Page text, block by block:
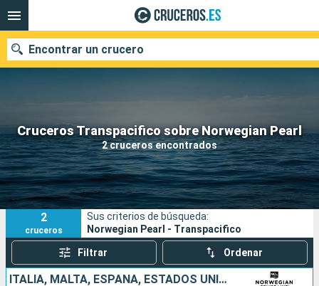
Cruceros Transpacifico sobre Norwegian Pearl
2 cruceros encontrados
Encontrar un crucero
Nuestros destinos
Fecha de salida
Puertos Compañías
Buscar
2
cruceros
Sus criterios de búsqueda:
Norwegian Pearl - Transpacifico
Filtrar Ordenar
ITALIA, MALTA, ESPAÑA, ESTADOS UNIDOS